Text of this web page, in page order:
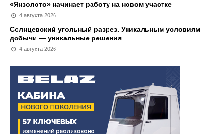
«Янзолото» начинает работу на новом участке
4 августа 2026
Солнцевский угольный разрез. Уникальным условиям
добычи — уникальные решения
4 августа 2026